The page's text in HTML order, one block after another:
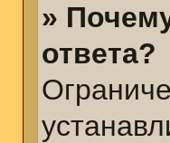
»
ответа?